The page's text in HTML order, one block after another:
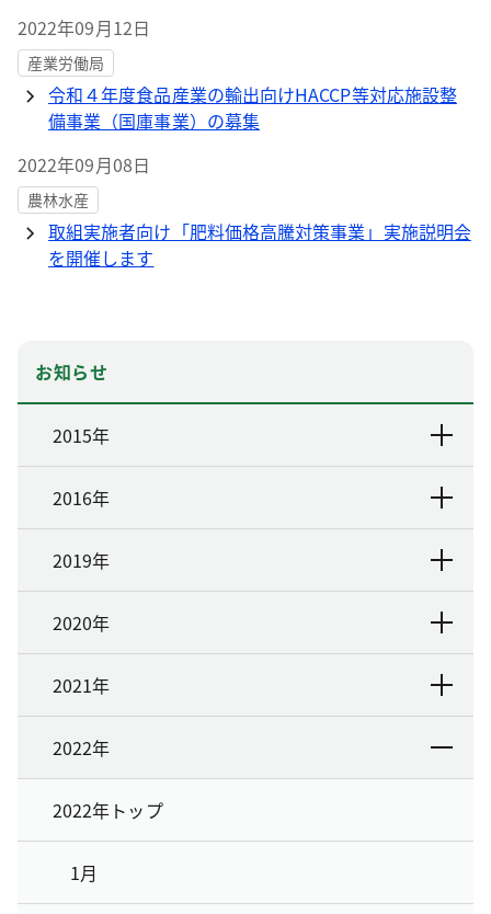
2022年09月12日
産業労働局
令和４年度食品産業の輸出向けHACCP等対応施設整
備事業（国庫事業）の募集
2022年09月08日
農林水産
取組実施者向け「肥料価格高騰対策事業」実施説明会
を開催します
お知らせ
2015年
2016年
2019年
2020年
2021年
2022年
2022年トップ
1月